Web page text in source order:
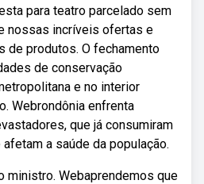
para teatro parcelado sem
nossas incríveis ofertas e
de produtos. O fechamento
de conservação
e no interior
Webrondônia enfrenta
que já consumiram
a saúde da população.
ministro. Webaprendemos que